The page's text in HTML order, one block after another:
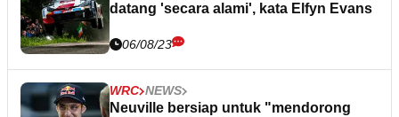
datang 'secara alami', kata Elfyn Evans
06/08/23
WRC NEWS
Neuville bersiap untuk "mendorong